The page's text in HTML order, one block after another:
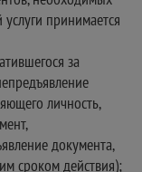
принимается
за
личность,
документа,
сроком действия);